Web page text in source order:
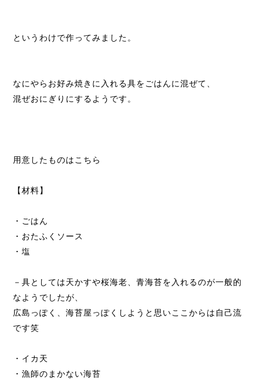
というわけで作ってみました。
なにやらお好み焼きに入れる具をごはんに混ぜて、
混ぜおにぎりにするようです。
用意したものはこちら
【材料】
・ごはん
・おたふくソース
・塩
－具としては天かすや桜海老、青海苔を入れるのが一般的
なようでしたが、
広島っぽく、海苔屋っぽくしようと思いここからは自己流
です笑
・イカ天
・漁師のまかない海苔